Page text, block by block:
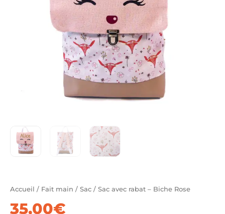
Accueil / Fait main / Sac / Sac avec rabat – Biche Rose
35,00€